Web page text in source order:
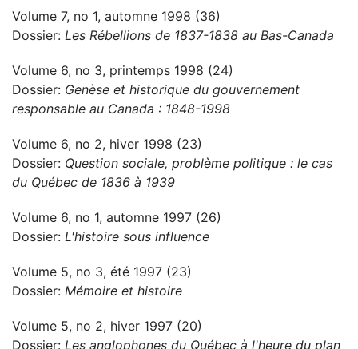
Volume 7, no 1, automne 1998 (36)
Dossier: Les Rébellions de 1837-1838 au Bas-Canada
Volume 6, no 3, printemps 1998 (24)
Dossier: Genèse et historique du gouvernement
responsable au Canada : 1848-1998
Volume 6, no 2, hiver 1998 (23)
Dossier: Question sociale, problème politique : le cas
du Québec de 1836 à 1939
Volume 6, no 1, automne 1997 (26)
Dossier: L'histoire sous influence
Volume 5, no 3, été 1997 (23)
Dossier: Mémoire et histoire
Volume 5, no 2, hiver 1997 (20)
Dossier: Les anglophones du Québec à l'heure du plan